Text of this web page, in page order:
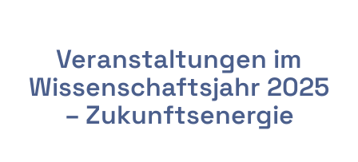
Veranstaltungen im
Wissenschaftsjahr 2025
– Zukunftsenergie